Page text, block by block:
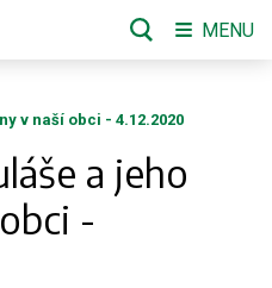
v naší obci - 4.12.2020
a jeho
-
MENU